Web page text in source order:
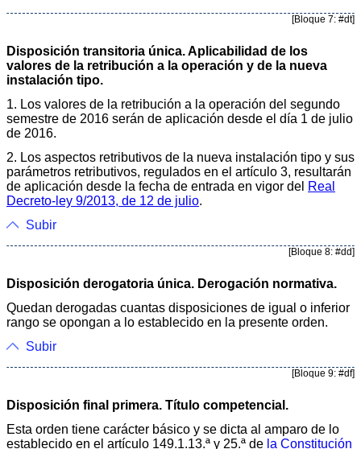
[Bloque 7: #dt]
Disposición transitoria única. Aplicabilidad de los
valores de la retribución a la operación y de la nueva
instalación tipo.
1. Los valores de la retribución a la operación del segundo
semestre de 2016 serán de aplicación desde el día 1 de julio
de 2016.
2. Los aspectos retributivos de la nueva instalación tipo y sus
parámetros retributivos, regulados en el artículo 3, resultarán
de aplicación desde la fecha de entrada en vigor del Real
Decreto-ley 9/2013, de 12 de julio.
Subir
[Bloque 8: #dd]
Disposición derogatoria única. Derogación normativa.
Quedan derogadas cuantas disposiciones de igual o inferior
rango se opongan a lo establecido en la presente orden.
Subir
[Bloque 9: #df]
Disposición final primera. Título competencial.
Esta orden tiene carácter básico y se dicta al amparo de lo
establecido en el artículo 149.1.13.ª y 25.ª de la Constitución